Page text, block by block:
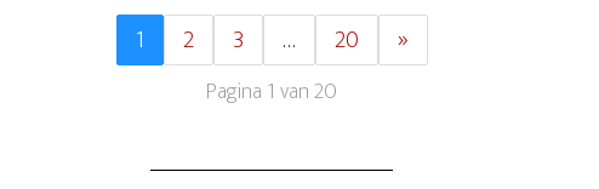
1 2 3 … 20 »
Pagina 1 van 20